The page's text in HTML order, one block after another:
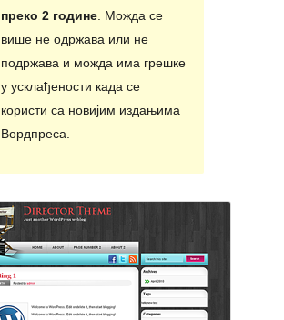
преко 2 године. Можда се
више не одржава или не
подржава и можда има грешке
у усклађености када се
користи са новијим издањима
Вордпреса.